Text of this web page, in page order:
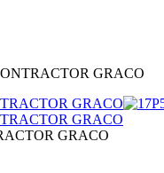
GRACO
GRACO